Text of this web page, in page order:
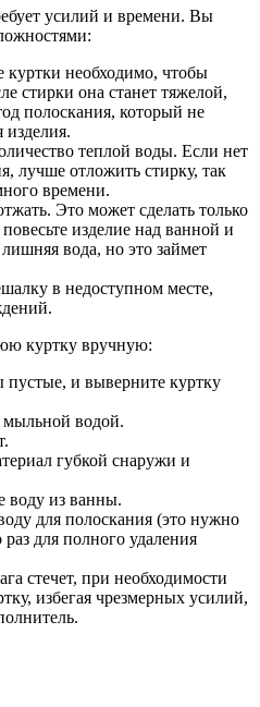
усилий и времени. Вы
куртки необходимо, чтобы
стирки она станет тяжелой,
полоскания, который не
изделия.
теплой воды. Если нет
лучше отложить стирку, так
времени.
Это может сделать только
изделие над ванной и
вода, но это займет
в недоступном месте,
куртку вручную:
пустые, и выверните куртку
мыльной водой.
губкой снаружи и
воду из ванны.
для полоскания (это нужно
раз для полного удаления
стечет, при необходимости
избегая чрезмерных усилий,